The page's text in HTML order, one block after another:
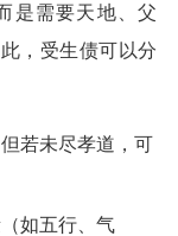
是需要天地、父
，受生债可以分
若未尽孝道，可
如五行、气